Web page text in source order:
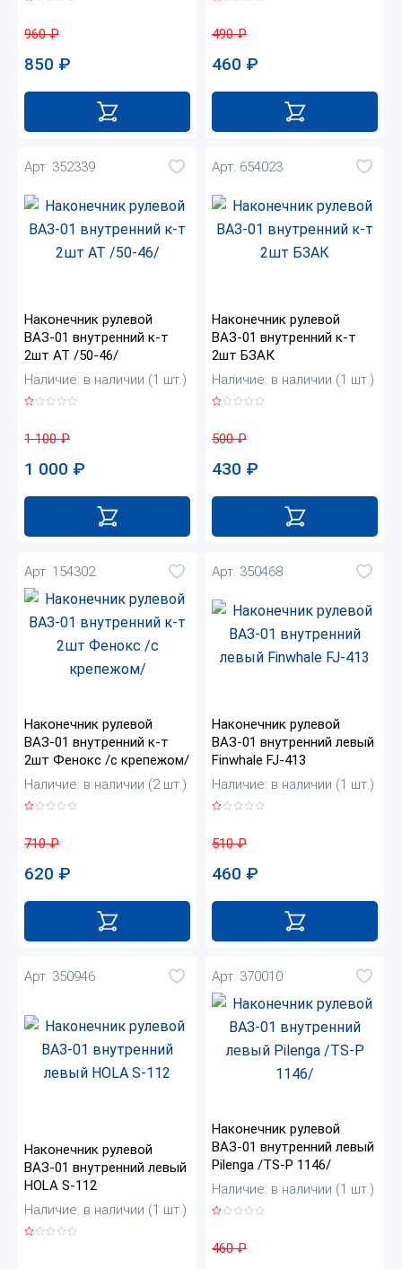
960₽
850 ₽
490₽
460 ₽
Арт. 352339
Наконечник рулевой
ВАЗ-01 внутренний к-т
2шт АТ /50-46/
Наличие: в наличии (1 шт.)
1 100₽
1 000 ₽
Арт. 654023
Наконечник рулевой
ВАЗ-01 внутренний к-т
2шт БЗАК
Наличие: в наличии (1 шт.)
500₽
430 ₽
Арт. 154302
Наконечник рулевой
ВАЗ-01 внутренний к-т
2шт Фенокс /с крепежом/
Наличие: в наличии (2 шт.)
710₽
620 ₽
Арт. 350468
Наконечник рулевой
ВАЗ-01 внутренний левый
Finwhale FJ-413
Наличие: в наличии (1 шт.)
510₽
460 ₽
Арт. 350946
Наконечник рулевой
ВАЗ-01 внутренний левый
HOLA S-112
Наличие: в наличии (1 шт.)
Арт. 370010
Наконечник рулевой
ВАЗ-01 внутренний левый
Pilenga /TS-P 1146/
Наличие: в наличии (1 шт.)
460₽